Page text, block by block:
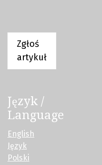
Zgłoś
artykuł
Język /
Language
English
Język
Polski